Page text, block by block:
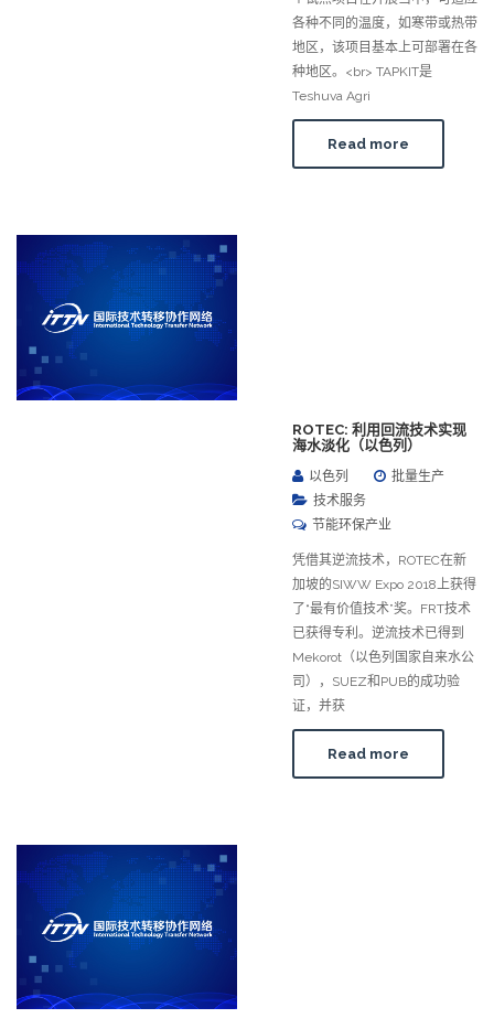
各种不同的温度，如寒带或热带
地区，该项目基本上可部署在各
种地区。<br> TAPKIT是
Teshuva Agri
Read more
ROTEC: 利用回流技术实现
海水淡化（以色列）
以色列
批量生产
技术服务
节能环保产业
凭借其逆流技术，ROTEC在新
加坡的SIWW Expo 2018上获得
了“最有价值技术”奖。FRT技术
已获得专利。逆流技术已得到
Mekorot（以色列国家自来水公
司），SUEZ和PUB的成功验
证，并获
Read more